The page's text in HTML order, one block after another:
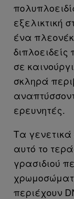
εξελικτική
ένα
σε
σκληρά
ερευνητές.
Τα
αυτό το
γρασιδιού
περιέχουν